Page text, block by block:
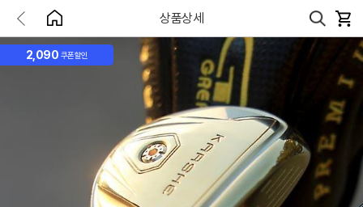
상품상세
2,090 쿠폰할인